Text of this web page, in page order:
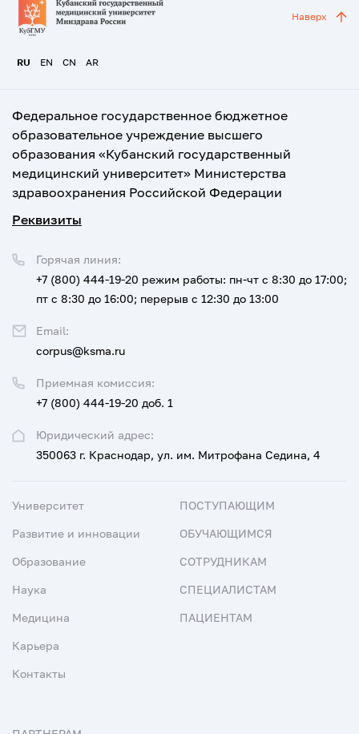
RU EN CN AR
Наверх
Федеральное государственное бюджетное
образовательное учреждение высшего
образования «Кубанский государственный
медицинский университет» Министерства
здравоохранения Российской Федерации
Реквизиты
Юридический адрес:
350063 г. Краснодар, ул. им. Митрофана Седина, 4
Приемная комиссия:
+7 (800) 444-19-20 доб. 1
Горячая линия:
+7 (800) 444-19-20 режим работы: пн-чт с 8:30 до 17:00;
пт с 8:30 до 16:00; перерыв с 12:30 до 13:00
Email:
corpus@ksma.ru
Университет
Развитие и инновации
Образование
Наука
Медицина
Карьера
Контакты
ПОСТУПАЮЩИМ
ОБУЧАЮЩИМСЯ
СОТРУДНИКАМ
СПЕЦИАЛИСТАМ
ПАЦИЕНТАМ